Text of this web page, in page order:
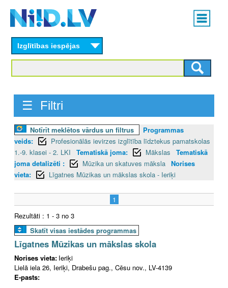
content
Main
menu
Izglītības iespējas
☰ Filtri
Notīrīt meklētos vārdus un filtrus
Programmas
veids:
Profesionālās ievirzes izglītība līdztekus pamatskolas
1.-9. klasei - 2. LKI
Tematiskā joma: Mākslas
Tematiskā
joma detalizēti :
Mūzika un skatuves māksla Norises
vieta:
Līgatnes Mūzikas un mākslas skola - Ieriķi
1
Rezultāti : 1 - 3 no 3
Skatīt visas iestādes programmas
Līgatnes Mūzikas un mākslas skola
Norises vieta: Ieriķi
Lielā iela 26, Ieriķi, Drabešu pag., Cēsu nov., LV-4139
E-pasts: